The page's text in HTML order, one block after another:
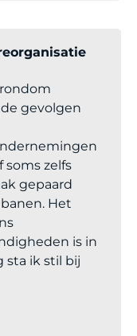
gevolgen
soms zelfs
gepaard
Het
is in
sta ik stil bij